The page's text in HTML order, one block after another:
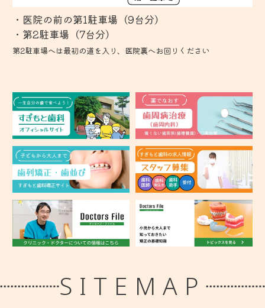
・医院の前の第1駐車場（9台分）
第2駐車場へは最初の道を入り、医院裏へお回りください
SITEMAP